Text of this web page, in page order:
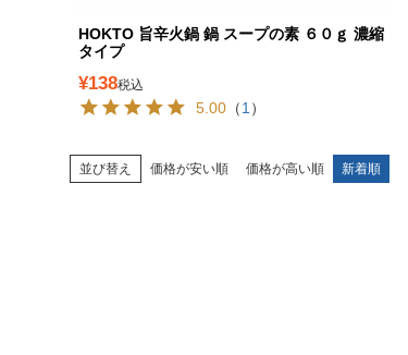
HOKTO 旨辛火鍋 鍋 スープの素 ６０ｇ 濃縮
タイプ
¥138税込
5.00 （1 ）
並び替え 価格が安い順 価格が高い順 新着順